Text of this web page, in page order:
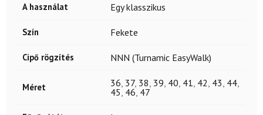
A használat Egy klasszikus
Szín Fekete
Cipő rögzítés NNN (Turnamic EasyWalk)
Méret 36 37, 38 39 40 41 42 43 44
45 46 47